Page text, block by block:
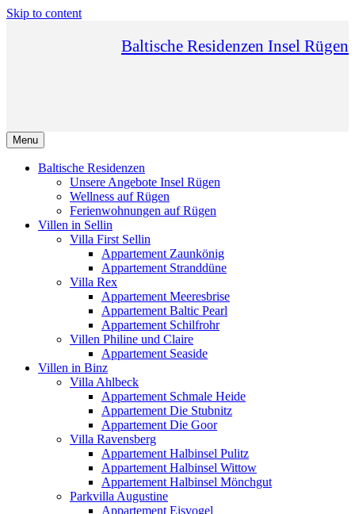
Skip to content
Baltische Residenzen Insel Rügen
Menu
Baltische Residenzen
Unsere Angebote Insel Rügen
Wellness auf Rügen
Ferienwohnungen auf Rügen
Villen in Sellin
Villa First Sellin
Appartement Zaunkönig
Appartement Stranddüne
Villa Rex
Appartement Meeresbrise
Appartement Baltic Pearl
Appartement Schilfrohr
Villen Philine und Claire
Appartement Seaside
Villen in Binz
Villa Ahlbeck
Appartement Schmale Heide
Appartement Die Stubnitz
Appartement Die Goor
Villa Ravensberg
Appartement Halbinsel Pulitz
Appartement Halbinsel Wittow
Appartement Halbinsel Mönchgut
Parkvilla Augustine
Appartement Eisvogel